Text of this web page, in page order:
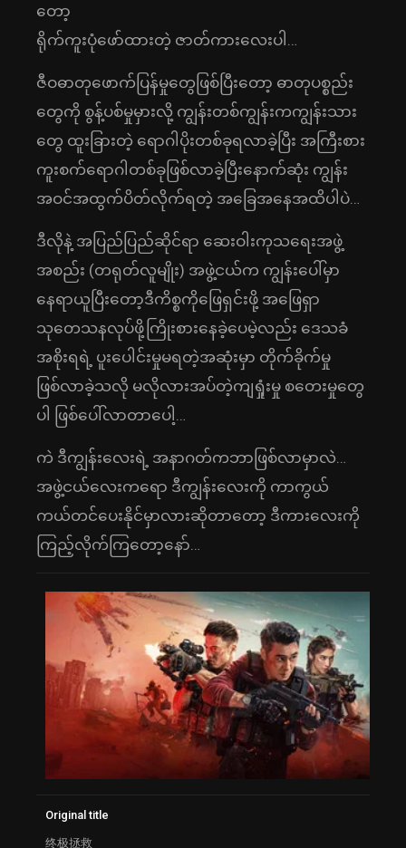
တော့
ရိုက်ကူးပုံဖော်ထားတဲ့ ဇာတ်ကားလေးပါ…
ဇီဝဓာတုဖောက်ပြန်မှုတွေဖြစ်ပြီးတော့ ဓာတုပစ္စည်း
တွေကို စွန့်ပစ်မှုမှားလို့ ကျွန်းတစ်ကျွန်းကကျွန်းသား
တွေ ထူးခြားတဲ့ ရောဂါပိုးတစ်ခုရလာခဲ့ပြီး အကြီးစား
ကူးစက်ရောဂါတစ်ခုဖြစ်လာခဲ့ပြီးနောက်ဆုံး ကျွန်း
အဝင်အထွက်ပိတ်လိုက်ရတဲ့ အခြေအနေအထိပါပဲ…
ဒီလိုနဲ့ အပြည်ပြည်ဆိုင်ရာ ဆေးဝါးကုသရေးအဖွဲ့
အစည်း (တရုတ်လူမျိုး) အဖွဲ့ငယ်က ကျွန်းပေါ်မှာ
နေရာယူပြီးတော့ဒီကိစ္စကိုဖြေရှင်းဖို့ အဖြေရှာ
သုတေသနလုပ်ဖို့ကြိုးစားနေခဲ့ပေမဲ့လည်း ဒေသခံ
အစိုးရရဲ့ ပူးပေါင်းမှုမရတဲ့အဆုံးမှာ တိုက်ခိုက်မှု
ဖြစ်လာခဲ့သလို မလိုလားအပ်တဲ့ကျရှုံးမှု စတေးမှုတွေ
ပါ ဖြစ်ပေါ်လာတာပေါ့…
ကဲ ဒီကျွန်းလေးရဲ့ အနာဂတ်ကဘာဖြစ်လာမှာလဲ…
အဖွဲ့ငယ်လေးကရော ဒီကျွန်းလေးကို ကာကွယ်
ကယ်တင်ပေးနိုင်မှာလားဆိုတာတော့ ဒီကားလေးကို
ကြည့်လိုက်ကြတော့နော်…
Original title
终极拯救